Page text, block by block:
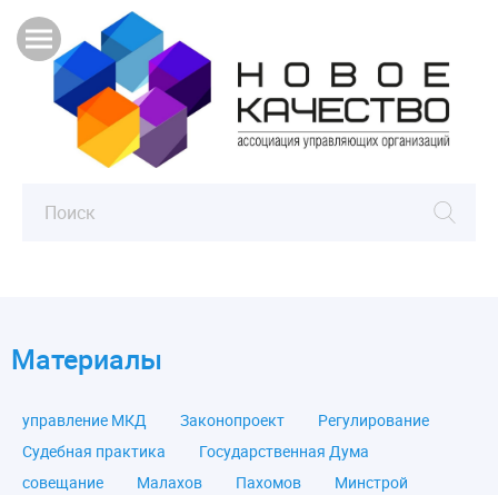
Материалы
управление МКД Законопроект
Регулирование
Судебная практика
Государственная Дума
совещание
Малахов Пахомов
Минстрой